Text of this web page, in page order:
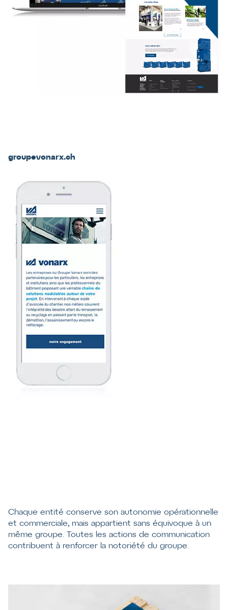
groupevonarx.ch
Chaque entité conserve son autonomie opérationnelle
et commerciale, mais appartient sans équivoque à un
même groupe. Toutes les actions de communication
contribuent à renforcer la notoriété du groupe.